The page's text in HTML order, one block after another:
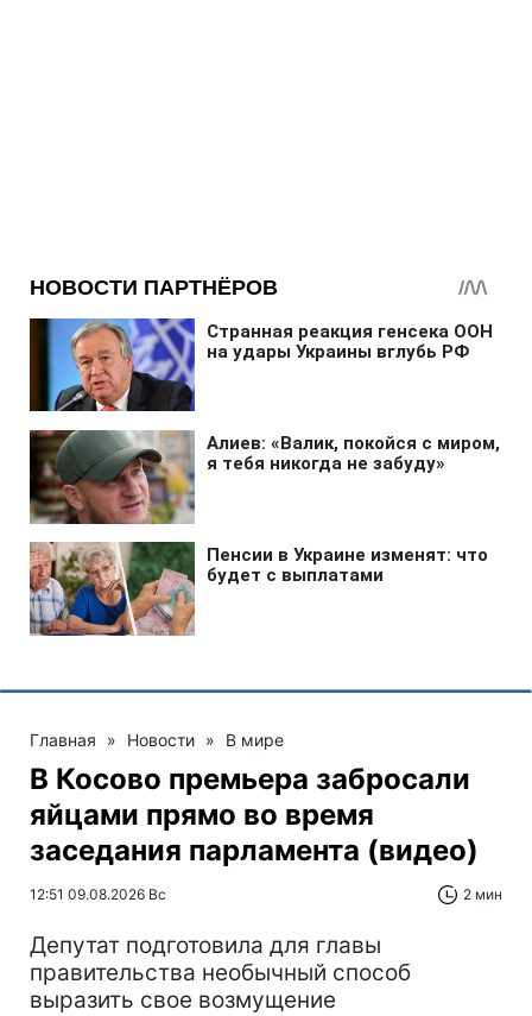
Главная » Новости » В мире
В Косово премьера забросали
яйцами прямо во время
заседания парламента (видео)
12:51 09.08.2026 Вс 2 мин
Депутат подготовила для главы
правительства необычный способ
выразить свое возмущение